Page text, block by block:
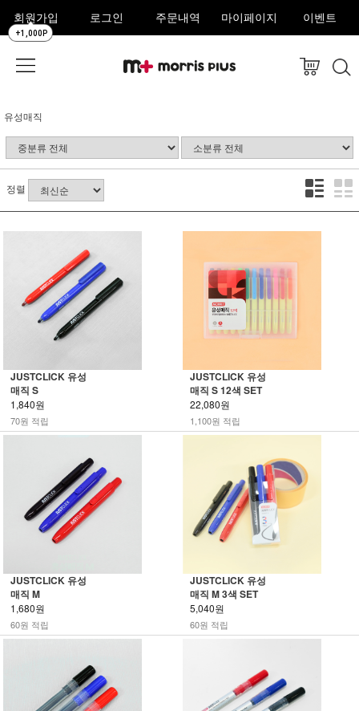
회원가입
+1,000P
로그인 주문내역 마이페이지 이벤트
유성매직
정렬
JUSTCLICK 유성
매직 S
1,840원
70원 적립
JUSTCLICK 유성
매직 S 12색 SET
22,080원
1,100원 적립
JUSTCLICK 유성
매직 M
1,680원
60원 적립
JUSTCLICK 유성
매직 M 3색 SET
5,040원
60원 적립